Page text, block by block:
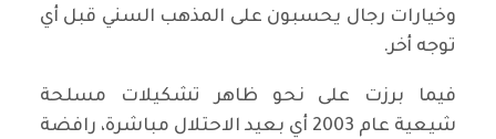
وخيارات رجال يحسبون على المذهب السني قبل أي
توجه أخر.
فيما برزت على نحو ظاهر تشكيلات مسلحة
شيعية عام 2003 أي بعيد الاحتلال مباشرة، رافضة